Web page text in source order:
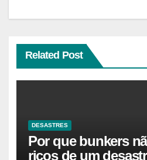
Related Post
DESASTRES
Por que bunkers
ricos de um